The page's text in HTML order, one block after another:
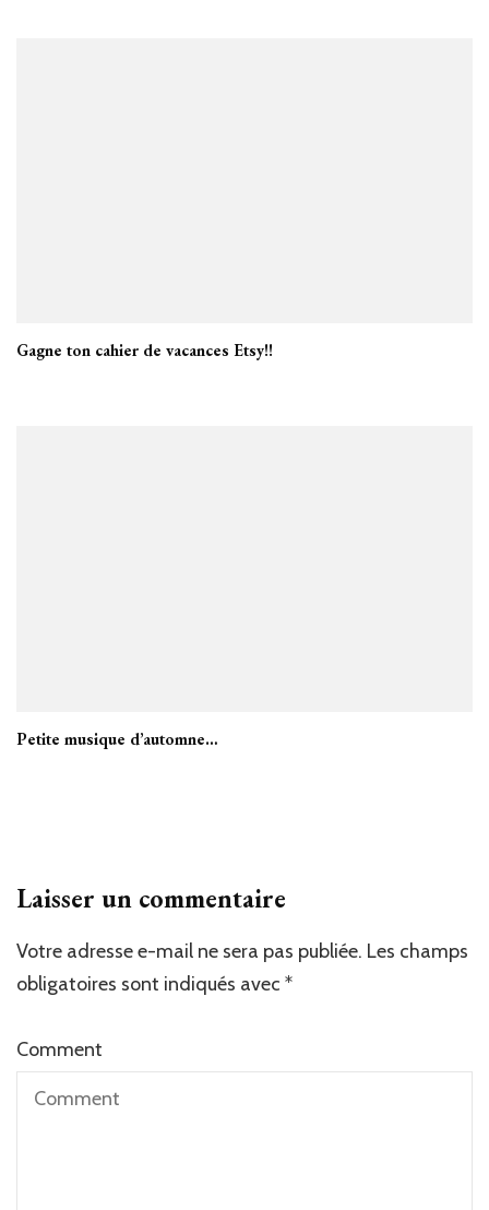
Gagne ton cahier de vacances Etsy!!
Petite musique d’automne…
Laisser un commentaire
Votre adresse e-mail ne sera pas publiée. Les champs
obligatoires sont indiqués avec *
Comment